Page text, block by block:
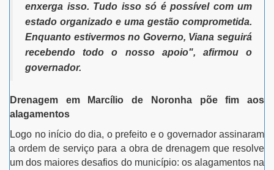
enxerga isso. Tudo isso só é possível com um
estado organizado e uma gestão comprometida.
Enquanto estivermos no Governo, Viana seguirá
recebendo todo o nosso apoio", afirmou o
governador.
Drenagem em Marcílio de Noronha põe fim aos
alagamentos
Logo no início do dia, o prefeito e o governador assinaram
a ordem de serviço para a obra de drenagem que resolve
um dos maiores desafios do município: os alagamentos na